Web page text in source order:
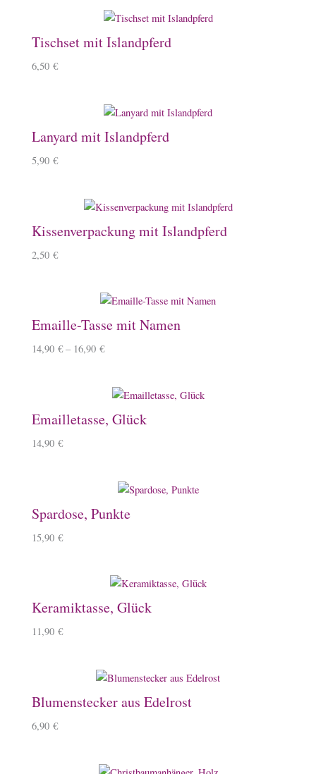
Tischset mit Islandpferd
6,50 €
Lanyard mit Islandpferd
5,90 €
Kissenverpackung mit Islandpferd
2,50 €
Emaille-Tasse mit Namen
14,90 € – 16,90 €
Emailletasse, Glück
14,90 €
Spardose, Punkte
15,90 €
Keramiktasse, Glück
11,90 €
Blumenstecker aus Edelrost
6,90 €